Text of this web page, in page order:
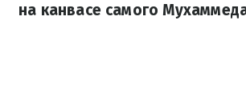
на канвасе самого